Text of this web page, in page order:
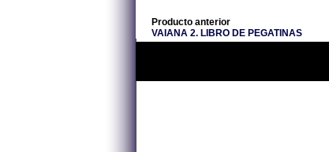
Producto anterior
VAIANA 2. LIBRO DE PEGATINAS